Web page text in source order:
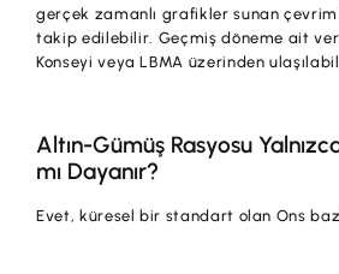
gerçek zamanlı grafikler sunan
takip edilebilir. Geçmiş döneme ait
Konseyi veya LBMA üzerinden
Altın-Gümüş Rasyosu
mı Dayanır?
Evet, küresel bir standart olan Ons